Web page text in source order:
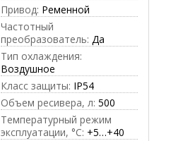
Привод: Ременной
Частотный
преобразователь: Да
Тип охлаждения:
Воздушное
Класс защиты: IP54
Объем ресивера, л: 500
Температурный режим
эксплуатации, °C: +5…+40